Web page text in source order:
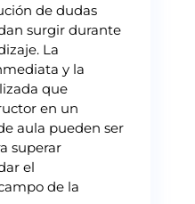
de dudas
surgir durante
La
y la
que
en un
aula pueden ser
superar
el
de la